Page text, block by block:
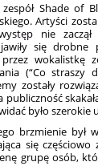
Shade of
Artyści
nie
się drobne
wokalistkę
(“Co straszy
zostały
było szerokie
brzmienie był
się częściowo
grupę osób,